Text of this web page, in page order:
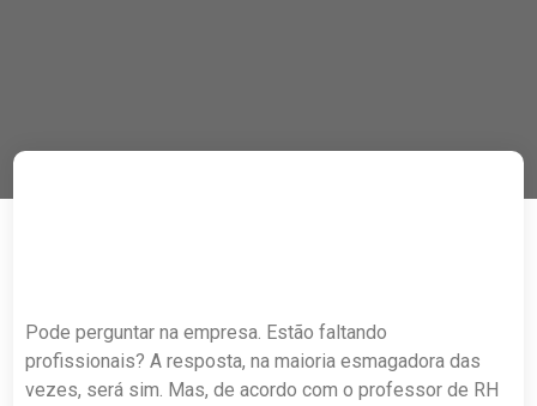
Pode perguntar na empresa. Estão faltando
profissionais? A resposta, na maioria esmagadora das
vezes, será sim. Mas, de acordo com o professor de RH